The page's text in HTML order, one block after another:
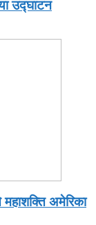
उद्घाटन
अमेरिका